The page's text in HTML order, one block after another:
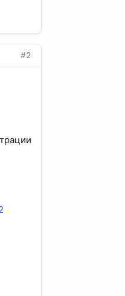
#2